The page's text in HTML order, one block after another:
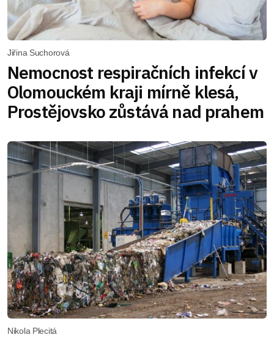
Jiřina Suchorová
Nemocnost respiračních infekcí v
Olomouckém kraji mírně klesá,
Prostějovsko zůstává nad prahem
Nikola Plecitá